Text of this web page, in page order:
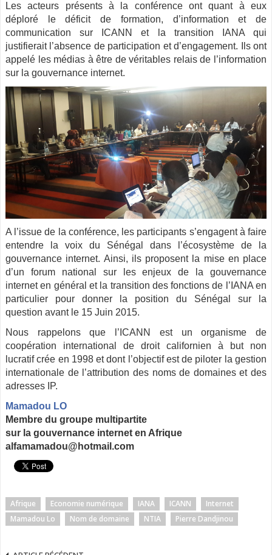
Les acteurs présents à la conférence ont quant à eux
déploré le déficit de formation, d’information et de
communication sur ICANN et la transition IANA qui
justifierait l’absence de participation et d’engagement. Ils ont
appelé les médias à être de véritables relais de l’information
sur la gouvernance internet.
A l’issue de la conférence, les participants s’engagent à faire
entendre la voix du Sénégal dans l’écosystème de la
gouvernance internet. Ainsi, ils proposent la mise en place
d’un forum national sur les enjeux de la gouvernance
internet en général et la transition des fonctions de l’IANA en
particulier pour donner la position du Sénégal sur la
question avant le 15 Juin 2015.
Nous rappelons que l’ICANN est un organisme de
coopération international de droit californien à but non
lucratif crée en 1998 et dont l’objectif est de piloter la gestion
internationale de l’attribution des noms de domaines et des
adresses IP.
Mamadou LO
Membre du groupe multipartite
sur la gouvernance internet en Afrique
alfamamadou@hotmail.com
Afrique Economie numérique IANA ICANN
Internet
Mamadou Lo
Nom de domaine NTIA Pierre Dandjinou